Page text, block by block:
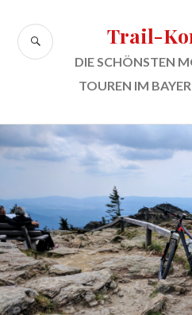
Inhalt
springen
Trail-
DIE SCHÖNSTEN
TOUREN IM
SUCHE